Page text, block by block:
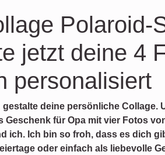
Polaroid-
jetzt deine 4
personalisiert
gestalte deine persönliche Collage.
Geschenk für Opa mit vier Fotos
ich. Ich bin so froh, dass es dich
oder einfach als liebevolle